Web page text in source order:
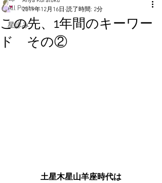
All Posts
星詠み
この先、1年間のキーワー
ド その②
2019年12月16日 読了時間: 2分
土星木星山羊座時代は